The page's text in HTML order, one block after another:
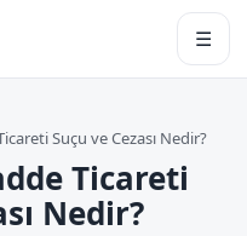
☰
Suçu ve Cezası Nedir?
Ticareti
Nedir?